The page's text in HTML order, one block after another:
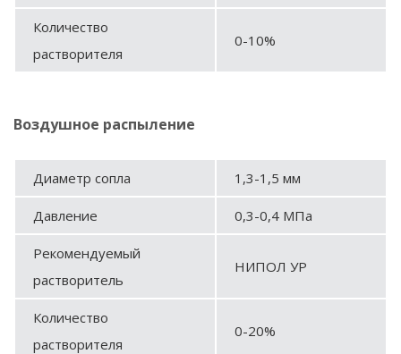
Количество
растворителя
0-10%
Воздушное распыление
Диаметр сопла 1,3-1,5 мм
Давление 0,3-0,4 МПа
Рекомендуемый
растворитель
НИПОЛ УР
Количество
растворителя
0-20%